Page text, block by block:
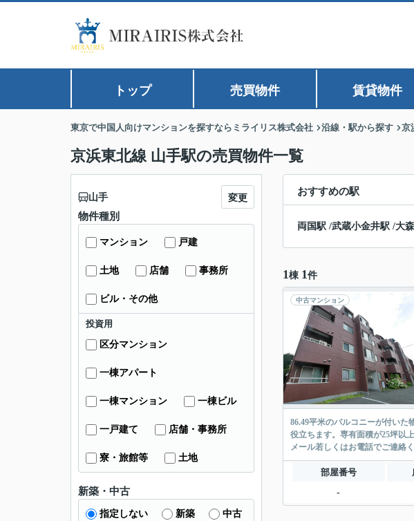
トップ 売買物件 賃貸物件
東京で中国人向けマンションを探すならミライリス株式会社 沿線・駅から探す 京
京浜東北線 山手駅の売買物件一覧
おすすめの駅
両国駅 /武蔵小金井駅 /大
1 棟 1 件
中古マンション
86.49平米のバルコニーが付い
役立ちます。専有面積が25坪以
メール若しくはお電話でご連絡
部屋番号
-
山手 変更
物件種別
マンション 戸建
土地 店舗 事務所
ビル・その他
投資用
区分マンション
一棟アパート
一棟マンション 一棟ビル
一戸建て 店舗・事務所
寮・旅館等 土地
新築・中古
指定しない 新築 中古